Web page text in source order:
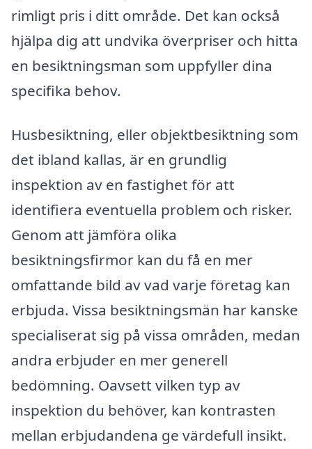
rimligt pris i ditt område. Det kan också
hjälpa dig att undvika överpriser och hitta
en besiktningsman som uppfyller dina
specifika behov.
Husbesiktning, eller objektbesiktning som
det ibland kallas, är en grundlig
inspektion av en fastighet för att
identifiera eventuella problem och risker.
Genom att jämföra olika
besiktningsfirmor kan du få en mer
omfattande bild av vad varje företag kan
erbjuda. Vissa besiktningsmän har kanske
specialiserat sig på vissa områden, medan
andra erbjuder en mer generell
bedömning. Oavsett vilken typ av
inspektion du behöver, kan kontrasten
mellan erbjudandena ge värdefull insikt.